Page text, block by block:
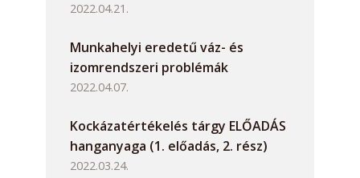
2022.04.21.
Munkahelyi eredetű váz- és
izomrendszeri problémák
2022.04.07.
Kockázatértékelés tárgy ELŐADÁS
hanganyaga (1. előadás, 2. rész)
2022.03.24.